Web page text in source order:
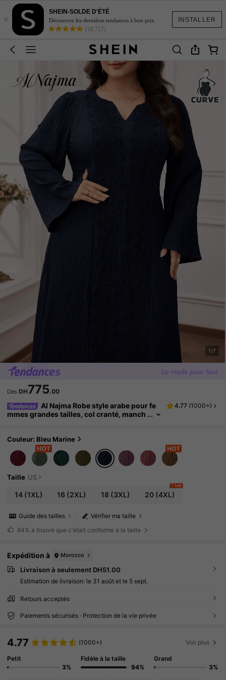
INSTALLER
×
SHEIN-SOLDE D'ÉTÉ
Découvrez les dernières tendances à bon prix.
(18,717)
1/7
Dès DH775.00
Al Najma Robe style arabe pour fe
mmes grandes tailles, col cranté, manch
4.77 (1000+)
Couleur: Bleu Marine
Taille US
14(1XL) 16 (2XL) 18 (3XL) 20(4XL)
7 left
Vérifier ma taille
Guide des tailles
94% a trouvé que c'était conforme à la taille
Expédition à Morocco
Livraison à seulement DH51.00
Estimation de livraison: le 31 août et le 5 sept.
Retours acceptés
Paiements sécurisés · Protection de la vie privée
4.77 (1000+) Voir plus
Petit
3%
Fidèle à la taille
94%
Grand
3%